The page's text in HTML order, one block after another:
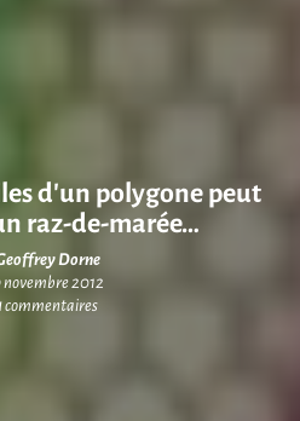
d’un polygone peut
raz-de-marée…
Dorne
novembre 2012
commentaires